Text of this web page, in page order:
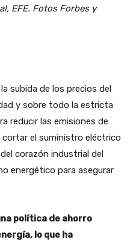
EFE. Fotos Forbes y
subida de los precios del
y sobre todo la estricta
reducir las emisiones de
el suministro eléctrico
corazón industrial del
energético para asegurar
política de ahorro
lo que ha